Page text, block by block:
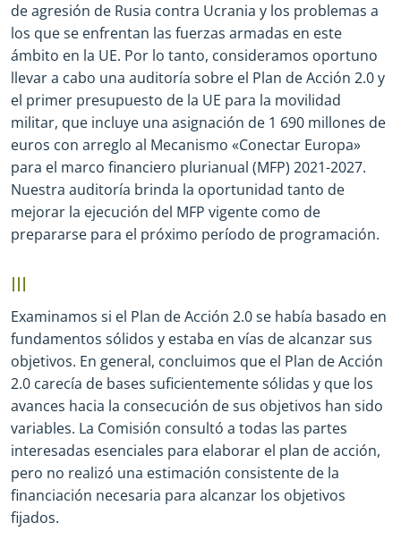
de agresión de Rusia contra Ucrania y los problemas a
los que se enfrentan las fuerzas armadas en este
ámbito en la UE. Por lo tanto, consideramos oportuno
llevar a cabo una auditoría sobre el Plan de Acción 2.0 y
el primer presupuesto de la UE para la movilidad
militar, que incluye una asignación de 1 690 millones de
euros con arreglo al Mecanismo «Conectar Europa»
para el marco financiero plurianual (MFP) 2021-2027.
Nuestra auditoría brinda la oportunidad tanto de
mejorar la ejecución del MFP vigente como de
prepararse para el próximo período de programación.
III
Examinamos si el Plan de Acción 2.0 se había basado en
fundamentos sólidos y estaba en vías de alcanzar sus
objetivos. En general, concluimos que el Plan de Acción
2.0 carecía de bases suficientemente sólidas y que los
avances hacia la consecución de sus objetivos han sido
variables. La Comisión consultó a todas las partes
interesadas esenciales para elaborar el plan de acción,
pero no realizó una estimación consistente de la
financiación necesaria para alcanzar los objetivos
fijados.